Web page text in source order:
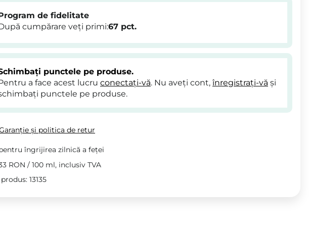
de fidelitate
cumpărare veți primi:67 pct.
punctele pe produse.
a face acest lucru conectați-vă. Nu aveți cont, înregistrați-vă și
punctele pe produse.
și politica de retur
îngrijirea zilnică a feței
RON / 100 ml, inclusiv TVA
13135